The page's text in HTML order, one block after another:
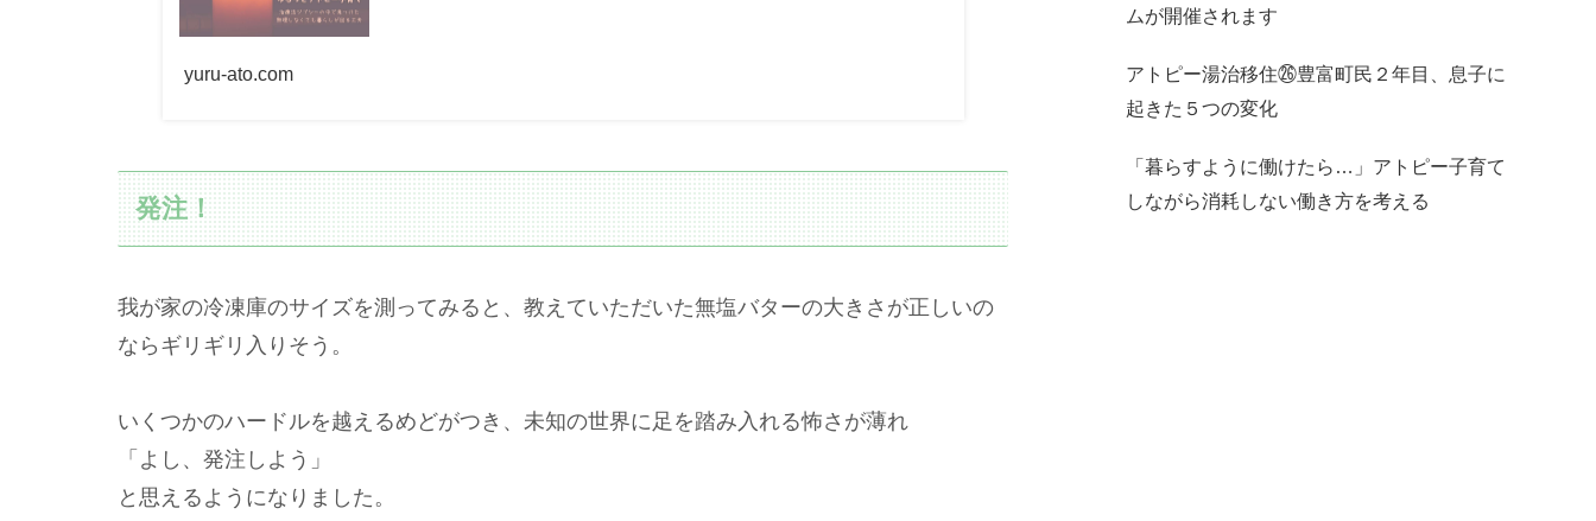
yuru-ato.com
発注！
我が家の冷凍庫のサイズを測ってみると、教えていただいた無塩バターの大きさが正しいの
ならギリギリ入りそう。
いくつかのハードルを越えるめどがつき、未知の世界に足を踏み入れる怖さが薄れ
「よし、発注しよう」
と思えるようになりました。
ムが開催されます
アトピー湯治移住㉖豊富町民２年目、息子に
起きた５つの変化
「暮らすように働けたら…」アトピー子育て
しながら消耗しない働き方を考える